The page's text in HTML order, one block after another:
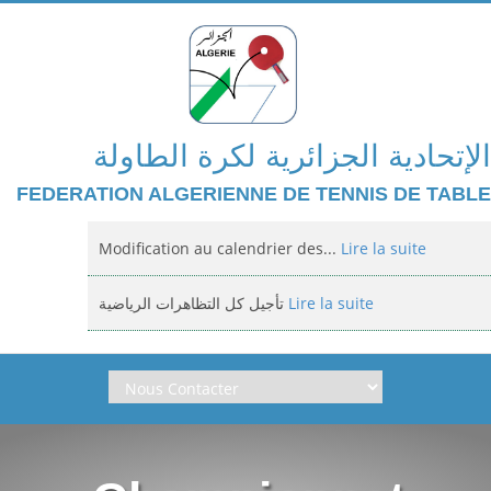
الإتحادية الجزائرية لكرة الطاولة
FEDERATION ALGERIENNE DE TENNIS DE TABLE
Modification au calendrier des... Lire la suite
تأجيل كل التظاهرات الرياضية Lire la suite
Domiciliation des compétitions...Lire la suite